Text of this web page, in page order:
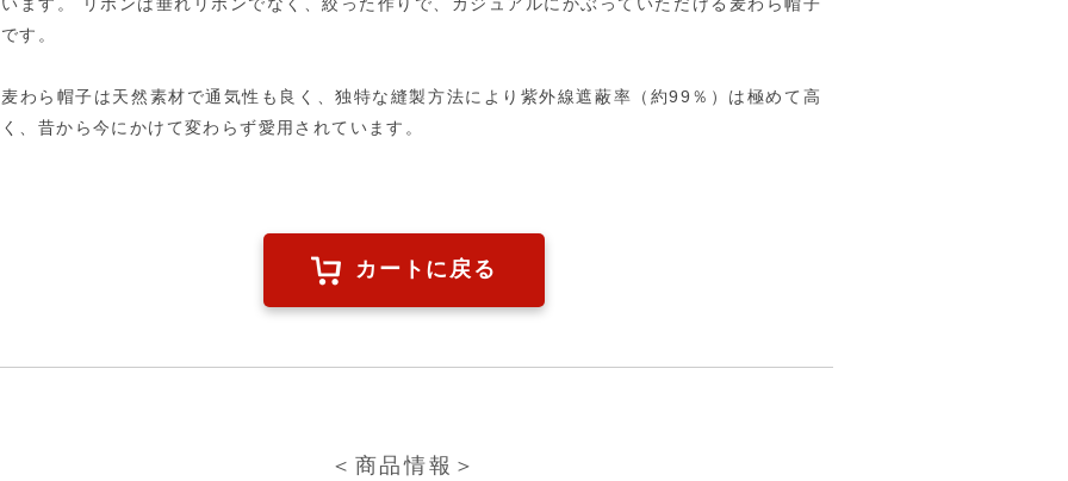
います。 リボンは垂れリボンでなく、絞った作りで、カジュアルにかぶっていただける麦わら帽子
です。
麦わら帽子は天然素材で通気性も良く、独特な縫製方法により紫外線遮蔽率（約99％）は極めて高
く、昔から今にかけて変わらず愛用されています。
カートに戻る
＜商品情報＞